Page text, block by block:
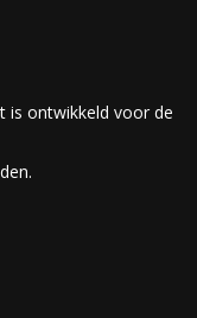
is ontwikkeld voor de